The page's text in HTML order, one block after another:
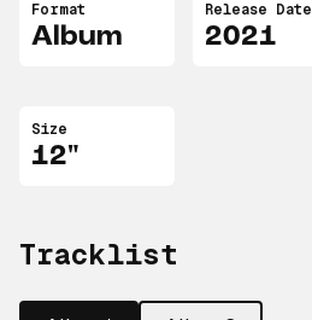
Format
Album
Release Date
2021
Size
12"
Tracklist